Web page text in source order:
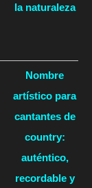
la naturaleza
Nombre
artístico para
cantantes de
country:
auténtico,
recordable y